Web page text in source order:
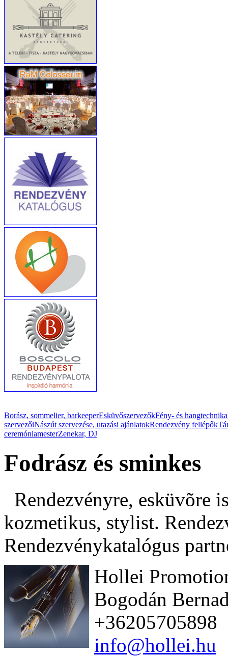
Borász, sommelier, barkeeperEsküvőszervezőkFény- és hangtechnika
szervezőiNászút szervezése, utazási ajánlatokRendezvény fellépők
ceremóniamesterZenekar, DJ
Fodrász és sminkes
Rendezvényre, esküvõre
kozmetikus, stylist.
Rendezvénykatalógus
Hollei
Bogodán
+36205705898
info@hollei.hu